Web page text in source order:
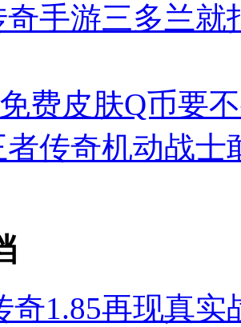
奇手游三多兰
费皮肤Q币要
者传奇机动战
奇1.85再现真